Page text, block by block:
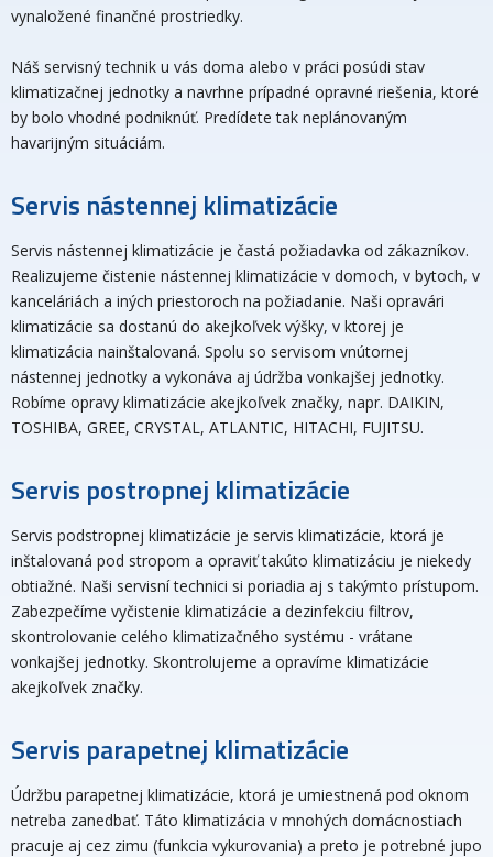
vynaložené finančné prostriedky.
Náš servisný technik u vás doma alebo v práci posúdi stav
klimatizačnej jednotky a navrhne prípadné opravné riešenia, ktoré
by bolo vhodné podniknúť. Predídete tak neplánovaným
havarijným situáciám.
Servis nástennej klimatizácie
Servis nástennej klimatizácie je častá požiadavka od zákazníkov.
Realizujeme čistenie nástennej klimatizácie v domoch, v bytoch, v
kanceláriách a iných priestoroch na požiadanie. Naši opravári
klimatizácie sa dostanú do akejkoľvek výšky, v ktorej je
klimatizácia nainštalovaná. Spolu so servisom vnútornej
nástennej jednotky a vykonáva aj údržba vonkajšej jednotky.
Robíme opravy klimatizácie akejkoľvek značky, napr. DAIKIN,
TOSHIBA, GREE, CRYSTAL, ATLANTIC, HITACHI, FUJITSU.
Servis postropnej klimatizácie
Servis podstropnej klimatizácie je servis klimatizácie, ktorá je
inštalovaná pod stropom a opraviť takúto klimatizáciu je niekedy
obtiažné. Naši servisní technici si poriadia aj s takýmto prístupom.
Zabezpečíme vyčistenie klimatizácie a dezinfekciu filtrov,
skontrolovanie celého klimatizačného systému - vrátane
vonkajšej jednotky. Skontrolujeme a opravíme klimatizácie
akejkoľvek značky.
Servis parapetnej klimatizácie
Údržbu parapetnej klimatizácie, ktorá je umiestnená pod oknom
netreba zanedbať. Táto klimatizácia v mnohých domácnostiach
pracuje aj cez zimu (funkcia vykurovania) a preto je potrebné jupo